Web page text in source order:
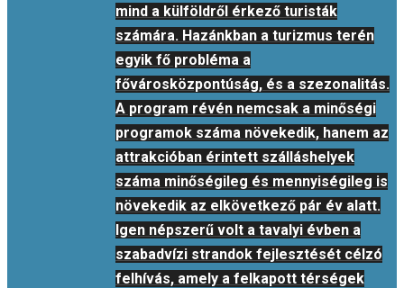
mind a külföldről érkező turisták
számára. Hazánkban a turizmus terén
egyik fő probléma a
fővárosközpontúság, és a szezonalitás.
A program révén nemcsak a minőségi
programok száma növekedik, hanem az
attrakcióban érintett szálláshelyek
száma minőségileg és mennyiségileg is
növekedik az elkövetkező pár év alatt.
Igen népszerű volt a tavalyi évben a
szabadvízi strandok fejlesztését célzó
felhívás, amely a felkapott térségek